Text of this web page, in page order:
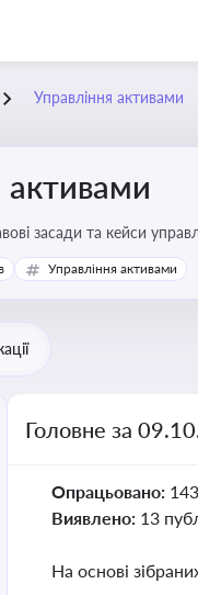
Управління активами
активами
засади та кейси
та ефективне
Управління активами
Головне за
Опрацьовано:
Виявлено: 13
На основі